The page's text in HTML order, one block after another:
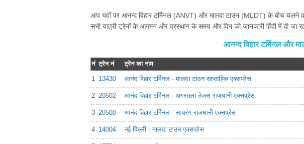
आप यहाँ पर आनन्द विहार टर्मिनल (ANVT) और मालदा टाउन (MLDT) के बीच चलने
सभी यात्री ट्रेनों के आगमन और प्रस्थान के समय और दिन की जानकारी हिंदी में दी जा
आनन्द विहार टर्मिनल और
नं ट्रेन नं ट्रेन का नाम
1 13430 आनंद विहार टर्मिनल - मालदा टाउन साप्ताहिक एक्सप्रेस
2 20502 आनंद विहार टर्मिनल - अगरतला तेजस राजधानी एक्सप्रेस
3 20508 आनंद विहार टर्मिनल - सायरंग राजधानी एक्सप्रेस
4 14004 नई दिल्ली - मालदा टाउन एक्सप्रेस